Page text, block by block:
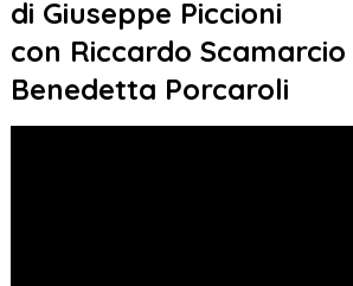
di Giuseppe Piccioni
con Riccardo Scamarcio
Benedetta Porcaroli